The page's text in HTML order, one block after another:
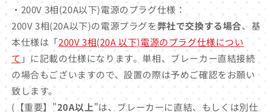
・200V 3相(20A以下)電源のプラグ仕様：
200V 3相(20A以下)の電源プラグを弊社で交換する場合、基
本仕様は「200V 3相(20A 以下)電源のプラグ仕様につい
て 」に記載の仕様になります。単相、ブレーカー直結接続
の場合もございますので、設置の際は予めご確認をお願い
致します。
(【重要】"20A以上"は、ブレーカーに直結、もしくは別仕